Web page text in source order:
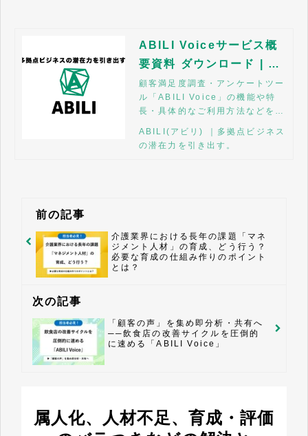
ABILI Voiceサービス概
要資料 ダウンロード | A
BILI
顧客満足度調査・アンケートツー
ル「ABILI Voice」の機能や特
長・具体的なご利用方法などをご
りご不明点がございましたらお気
軽にお申し付けください。
ABILI(アビリ) ｜多拠点ビジネス
の潜在力を引き出す。
前の記事
介護業界における長年の課題「マネ
ジメント人材」の育成、どう行う？
必要な育成の仕組み作りのポイント
とは？
次の記事
「顧客の声」を集め即分析・共有へ
──飲食店の改善サイクルを圧倒的
に速める「ABILI Voice」
属人化、人材不足、育成・評価